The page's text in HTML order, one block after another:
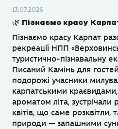
13.07.2026
🌿 Пізнаємо красу
Пізнаємо красу Карпат
рекреації НПП
туристично-пізнавальну
Писаний Камінь для
подорожі учасники
карпатськими
ароматом літа, зустрічали
квітів, що саме
природи — запашними